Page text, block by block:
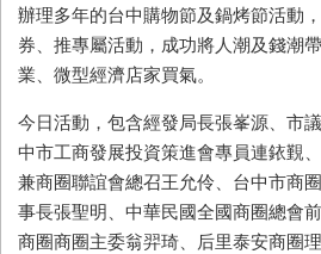
辦理多年的台中購物節及鍋烤節活動
券、推專屬活動，成功將人潮及錢潮
業、微型經濟店家買氣。
今日活動，包含經發局長張峯源、市
中市工商發展投資策進會專員連銥覲
兼商圈聯誼會總召王允伶、台中市商
事長張聖明、中華民國全國商圈總會
商圈商圈主委翁羿琦、后里泰安商圈